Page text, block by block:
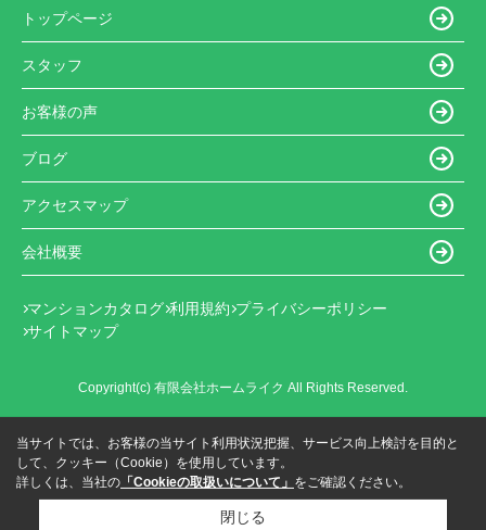
トップページ
スタッフ
お客様の声
ブログ
アクセスマップ
会社概要
マンションカタログ 利用規約 プライバシーポリシー
サイトマップ
Copyright(c) 有限会社ホームライク All Rights Reserved.
当サイトでは、お客様の当サイト利用状況把握、サービス向上検討を目的と
して、クッキー（Cookie）を使用しています。
詳しくは、当社の 「Cookieの取扱いについて」 をご確認ください。
閉じる